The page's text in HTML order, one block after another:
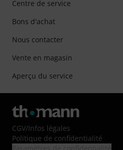
Centre de service
Bons d'achat
Nous contacter
Vente en magasin
Aperçu du service
CGV/Infos légales
Politique de confidentialité